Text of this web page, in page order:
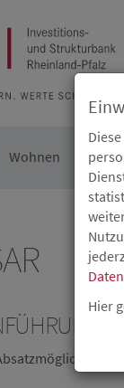
Wohnen
Hier